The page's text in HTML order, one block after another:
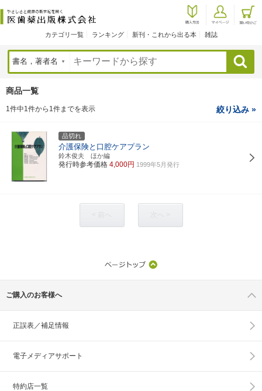
カテゴリ一覧 ランキング 新刊・これから出る本 雑誌
検索
商品一覧
1件中1件から1件までを表示 絞り込み »
品切れ
介護保険と口腔ケアプラン
鈴木俊夫 ほか編
発行時参考価格 4,000円 1999年5月発行
ご購入のお客様へ
正誤表／補足情報
電子メディアサポート
特約店一覧